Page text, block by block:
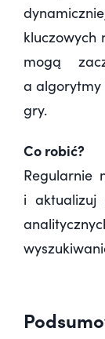
kluczowych
mogą
a algorytmy
gry.
Co robić?
Regularnie
i aktualizuj